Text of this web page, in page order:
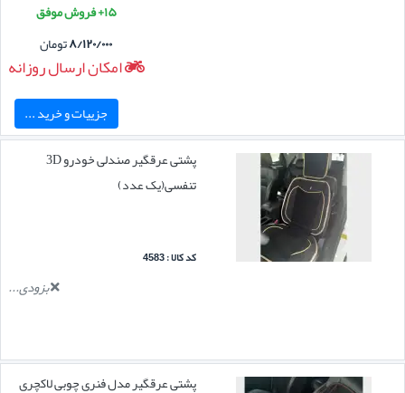
۱۵+ فروش موفق
۸/۱۲۰/۰۰۰تومان
امکان ارسال روزانه
جزییات و خرید ...
پشتی عرقگیر صندلی خودرو 3D
تنفسی(یک عدد)
کد کالا : 4583
بزودی...
پشتی عرقگیر مدل فنری چوبی لاکچری